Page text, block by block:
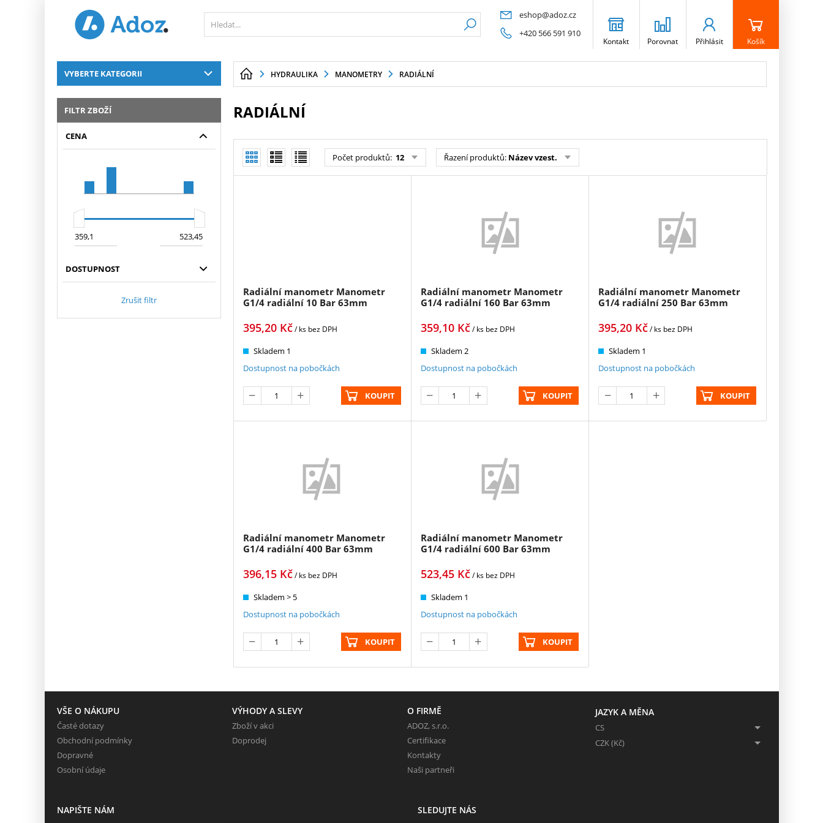
eshop@adoz.cz
+420 566 591 910
Kontakt Porovnat Přihlásit Košík
VYBERTE KATEGORII
FILTR ZBOŽÍ
CENA
DOSTUPNOST
Zrušit filtr
HYDRAULIKA MANOMETRY RADIÁLNÍ
RADIÁLNÍ
Počet produktů: 12 Řazení produktů: Název vzest.
Radiální manometr Manometr
G1/4 radiální 10 Bar 63mm
395,20Kč/ ks bez DPH
Skladem 1
Dostupnost na pobočkách
KOUPIT
Radiální manometr Manometr
G1/4 radiální 160 Bar 63mm
359,10Kč/ ks bez DPH
Skladem 2
Dostupnost na pobočkách
KOUPIT
Radiální manometr Manometr
G1/4 radiální 250 Bar 63mm
395,20 Kč/ ks bez DPH
Skladem 1
Dostupnost na pobočkách
KOUPIT
Radiální manometr Manometr
G1/4 radiální 400 Bar 63mm
396,15Kč/ ks bez DPH
Skladem > 5
Dostupnost na pobočkách
KOUPIT
Radiální manometr Manometr
G1/4 radiální 600 Bar 63mm
523,45Kč/ ks bez DPH
Skladem 1
Dostupnost na pobočkách
KOUPIT
VŠE O NÁKUPU
Časté dotazy
Obchodní podmínky
Dopravné
Osobní údaje
VÝHODY A SLEVY
Zboží v akci
Doprodej
O FIRMĚ
ADOZ, s.r.o.
Certifikace
Kontakty
Naši partneři
JAZYK A MĚNA
CS
CZK (Kč)
NAPIŠTE NÁM SLEDUJTE NÁS